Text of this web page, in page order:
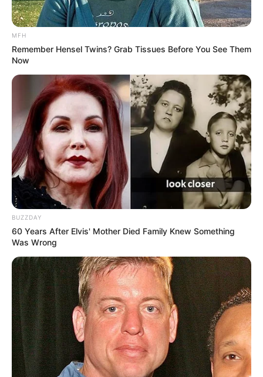
LIHAT ARTIKEL LAINNYA
MFH
Remember Hensel Twins? Grab Tissues Before You See Them
Now
BUZZDAY
60 Years After Elvis' Mother Died Family Knew Something
Was Wrong